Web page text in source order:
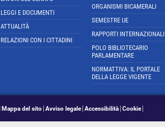
LEGGI E DOCUMENTI
ATTUALITÀ
RELAZIONI CON I CITTADINI
ORGANISMI BICAMERALI
SEMESTRE UE
RAPPORTI INTERNAZIONALI
POLO BIBLIOTECARIO
PARLAMENTARE
NORMATTIVA: IL PORTALE
DELLA LEGGE VIGENTE
Mappa del sito Avviso legale Accessibilità Cookie